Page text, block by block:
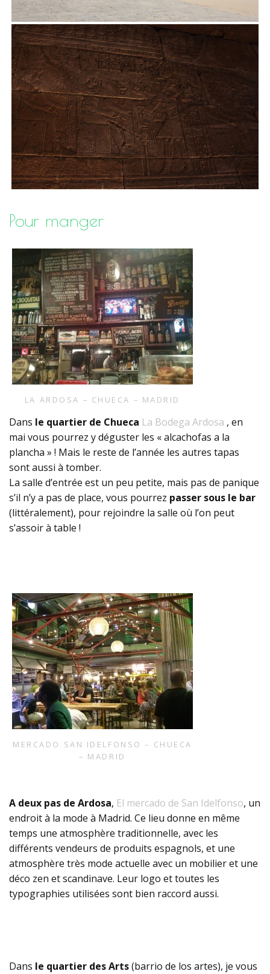
Pour manger
LA ARDOSA – CHUECA – MADRID
Dans le quartier de Chueca La Bodega Ardosa , en
mai vous pourrez y déguster les « alcachofas a la
plancha » ! Mais le reste de l’année les autres tapas
sont aussi à tomber.
La salle d’entrée est un peu petite, mais pas de panique
s’il n’y a pas de place, vous pourrez passer sous le bar
(littéralement), pour rejoindre la salle où l’on peut
s’assoir à table !
MERCADO SAN IDELFONSO – CHUECA
– MADRID
A deux pas de Ardosa, El mercado de San Idelfonso, un
endroit à la mode à Madrid. Ce lieu donne en même
temps une atmosphère traditionnelle, avec les
différents vendeurs de produits espagnols, et une
atmosphère très mode actuelle avec un mobilier et une
déco zen et scandinave. Leur logo et toutes les
typographies utilisées sont bien raccord aussi.
Dans le quartier des Arts(barrio de los artes), je vous